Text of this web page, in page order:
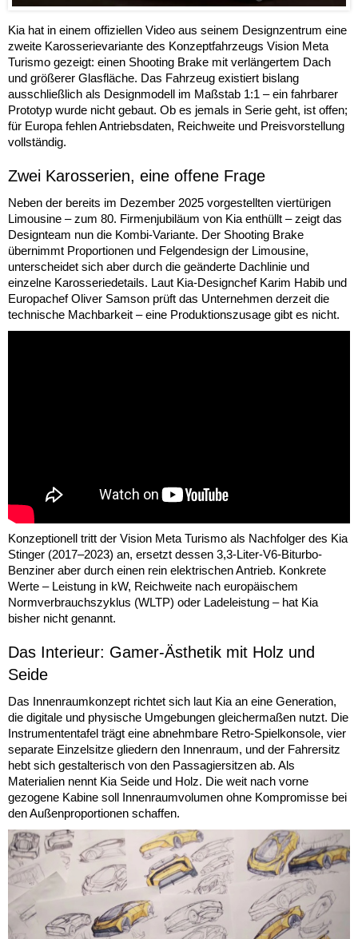
Kia hat in einem offiziellen Video aus seinem Designzentrum eine
zweite Karosserievariante des Konzeptfahrzeugs Vision Meta
Turismo gezeigt: einen Shooting Brake mit verlängertem Dach
und größerer Glasfläche. Das Fahrzeug existiert bislang
ausschließlich als Designmodell im Maßstab 1:1 – ein fahrbarer
Prototyp wurde nicht gebaut. Ob es jemals in Serie geht, ist offen;
für Europa fehlen Antriebsdaten, Reichweite und Preisvorstellung
vollständig.
Zwei Karosserien, eine offene Frage
Neben der bereits im Dezember 2025 vorgestellten viertürigen
Limousine – zum 80. Firmenjubiläum von Kia enthüllt – zeigt das
Designteam nun die Kombi-Variante. Der Shooting Brake
übernimmt Proportionen und Felgendesign der Limousine,
unterscheidet sich aber durch die geänderte Dachlinie und
einzelne Karosseriedetails. Laut Kia-Designchef Karim Habib und
Europachef Oliver Samson prüft das Unternehmen derzeit die
technische Machbarkeit – eine Produktionszusage gibt es nicht.
Konzeptionell tritt der Vision Meta Turismo als Nachfolger des Kia
Stinger (2017–2023) an, ersetzt dessen 3,3-Liter-V6-Biturbo-
Benziner aber durch einen rein elektrischen Antrieb. Konkrete
Werte – Leistung in kW, Reichweite nach europäischem
Normverbrauchszyklus (WLTP) oder Ladeleistung – hat Kia
bisher nicht genannt.
Das Interieur: Gamer-Ästhetik mit Holz und
Seide
Das Innenraumkonzept richtet sich laut Kia an eine Generation,
die digitale und physische Umgebungen gleichermaßen nutzt. Die
Instrumententafel trägt eine abnehmbare Retro-Spielkonsole, vier
separate Einzelsitze gliedern den Innenraum, und der Fahrersitz
hebt sich gestalterisch von den Passagiersitzen ab. Als
Materialien nennt Kia Seide und Holz. Die weit nach vorne
gezogene Kabine soll Innenraumvolumen ohne Kompromisse bei
den Außenproportionen schaffen.